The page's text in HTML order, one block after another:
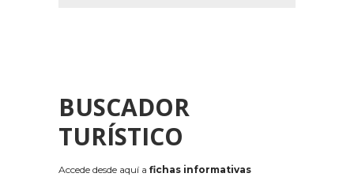
BUSCADOR
TURÍSTICO
Accede desde aquí a fichas informativas